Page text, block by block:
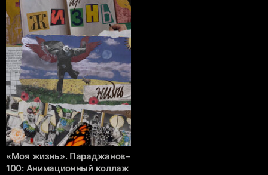
«Моя жизнь». Параджанов–
100: Анимационный коллаж